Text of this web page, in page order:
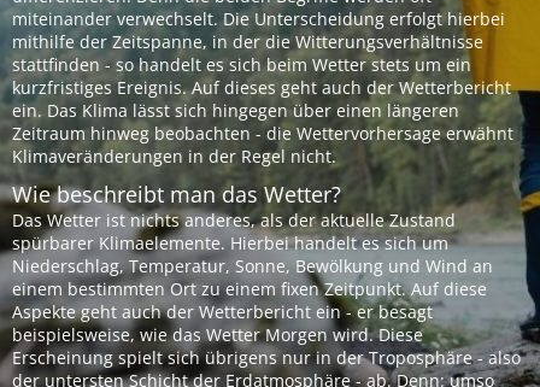
miteinander verwechselt. Die Unterscheidung erfolgt hierbei
mithilfe der Zeitspanne, in der die Witterungsverhältnisse
stattfinden - so handelt es sich beim Wetter stets um ein
kurzfristiges Ereignis. Auf dieses geht auch der Wetterbericht
ein. Das Klima lässt sich hingegen über einen längeren
Zeitraum hinweg beobachten - die Wettervorhersage erwähnt
Klimaveränderungen in der Regel nicht.
Wie beschreibt man das Wetter?
Das Wetter ist nichts anderes, als der aktuelle Zustand
spürbarer Klimaelemente. Hierbei handelt es sich um
Niederschlag, Temperatur, Sonne, Bewölkung und Wind an
einem bestimmten Ort zu einem fixen Zeitpunkt. Auf diese
Aspekte geht auch der Wetterbericht ein - er besagt
beispielsweise, wie das Wetter Morgen wird. Diese
Erscheinung spielt sich übrigens nur in der Troposphäre - also
der untersten Schicht der Erdatmosphäre - ab. Denn: umso